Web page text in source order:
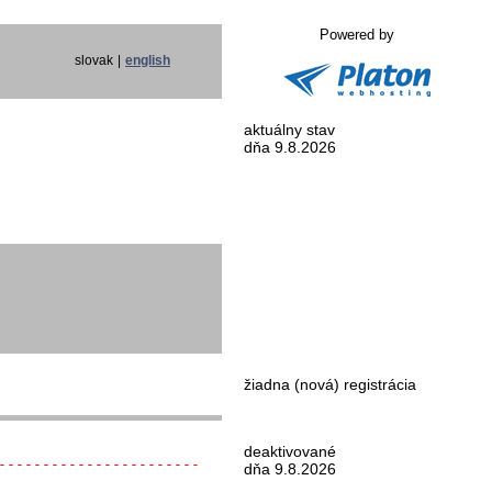
slovak english
Powered by
aktuálny stav
dňa 9.8.2026
žiadna (nová) registrácia
deaktivované
dňa 9.8.2026